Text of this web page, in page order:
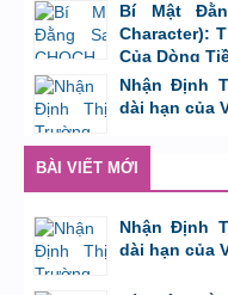
Bí Mật
Character):
Của Dòng
bởiTuấn Thành,8/8/26 lúc 11:11
Nhận Định
dài hạn của
BÀI VIẾT MỚI
Nhận Định
dài hạn của